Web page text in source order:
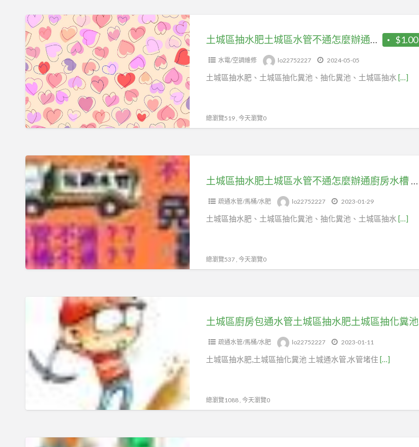
洗
手
台
通
水
管
阻
塞
流
台
通
水
管
土
城
區
土
城
區
抽
水
肥
土
城
區
管
不
通
怎
麼
辦
通
廚
房
抽
化
$1.00
土城區抽水肥土城區水管不通怎麼辦通廚房水槽 土城區抽化糞池
水電/空調維修 lo22752227 2024-05-05
土城區抽水肥、土城區抽化糞池、抽化糞池、土城區抽水 […]
總瀏覽519 , 今天瀏覽0
土
城
區
抽
水
肥
土
城
區
麼
辦
房
疏通水管/馬桶/水肥 lo22752227 2023-01-29
土城區抽水肥、土城區抽化糞池、抽化糞池、土城區抽水 […]
總瀏覽537 , 今天瀏覽0
房
包
管
土城區廚房包通水管土城區抽水肥土城區抽化糞池
疏通水管/馬桶/水肥 lo22752227 2023-01-11
土城區抽水肥,土城區抽化糞池 土城通水管,水管堵住 […]
總瀏覽1088 , 今天瀏覽0